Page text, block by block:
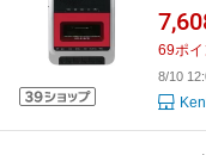
【送
69ポイ
8/10